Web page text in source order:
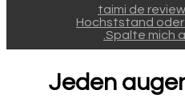
taimi de review
Hochststand oder
Spalte mich
Jeden